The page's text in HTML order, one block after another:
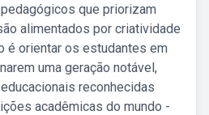
que priorizam
alimentados por criatividade
é orientar os estudantes em
uma geração notável,
reconhecidas
acadêmicas do mundo -